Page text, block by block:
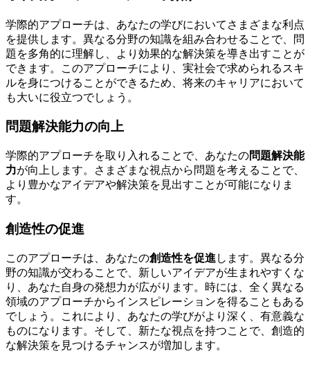
学際的アプローチは、あなたの学びにおいてさまざまな利点
を提供します。異なる分野の知識を組み合わせることで、問
題を多角的に理解し、より効果的な解決策を導き出すことが
できます。このアプローチにより、実社会で求められるスキ
ルを身につけることができるため、将来のキャリアにおいて
も大いに役立つでしょう。
問題解決能力の向上
学際的アプローチを取り入れることで、あなたの問題解決能
力が向上します。さまざまな視点から問題を考えることで、
より豊かなアイデアや解決策を見出すことが可能になりま
す。
創造性の促進
このアプローチは、あなたの創造性を促進 します。異なる分
野の知識が交わることで、新しいアイデアが生まれやすくな
り、あなた自身の発想力が広がります。時には、全く異なる
領域のアプローチからインスピレーションを得ることもある
でしょう。これにより、あなたの学びがより深く、有意義な
ものになります。そして、新たな視点を持つことで、創造的
な解決策を見つけるチャンスが増加します。